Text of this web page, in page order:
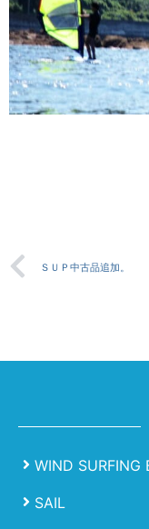
ＳＵＰ中古品追加。
WIND SURFING
SAIL